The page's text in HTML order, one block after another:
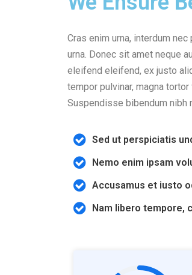
Cras enim urna, interdum
urna. Donec sit amet neque
eleifend eleifend, ex justo
tempor pulvinar, magna
Suspendisse bibendum nibh
Sed ut perspiciatis
Nemo enim ipsam
Accusamus et iusto
Nam libero tempore,